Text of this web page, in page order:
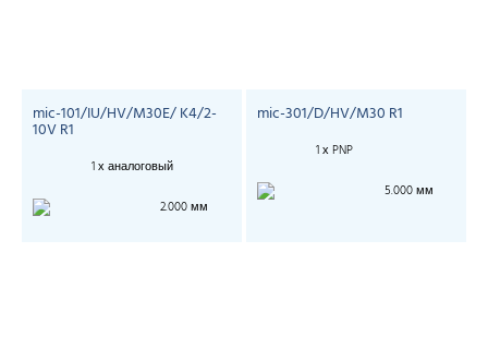
mic-101/IU/HV/M30E/ K4/2-
10V R1
1 х аналоговый
2.000 мм
mic-301/D/HV/M30 R1
1 х PNP
5.000 мм